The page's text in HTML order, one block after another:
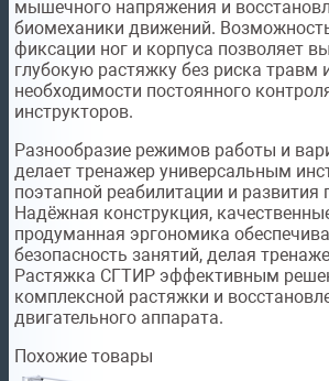
мышечного напряжения и
биомеханики движений.
фиксации ног и корпуса позволяет
глубокую растяжку без риска травм
необходимости постоянного
инструкторов.
Разнообразие режимов работы и
делает тренажер универсальным
поэтапной реабилитации и развития
Надёжная конструкция,
продуманная эргономика
безопасность занятий, делая
Растяжка СГТИР эффективным
комплексной растяжки и
двигательного аппарата.
Похожие товары